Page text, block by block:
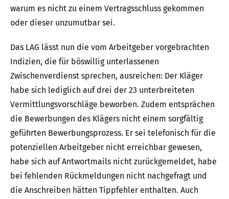
warum es nicht zu einem Vertragsschluss gekommen
oder dieser unzumutbar sei.
Das LAG lässt nun die vom Arbeitgeber vorgebrachten
Indizien, die für böswillig unterlassenen
Zwischenverdienst sprechen, ausreichen: Der Kläger
habe sich lediglich auf drei der 23 unterbreiteten
Vermittlungsvorschläge beworben. Zudem entsprächen
die Bewerbungen des Klägers nicht einem sorgfältig
geführten Bewerbungsprozess. Er sei telefonisch für die
potenziellen Arbeitgeber nicht erreichbar gewesen,
habe sich auf Antwortmails nicht zurückgemeldet, habe
bei fehlenden Rückmeldungen nicht nachgefragt und
die Anschreiben hätten Tippfehler enthalten. Auch